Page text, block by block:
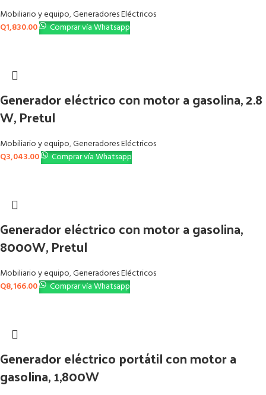
Mobiliario y equipo,Generadores Eléctricos
Q1,830.00 Comprar vía Whatsapp
Generador eléctrico con motor a gasolina, 2.8
W, Pretul
Mobiliario y equipo,Generadores Eléctricos
Q3,043.00 Comprar vía Whatsapp
Generador eléctrico con motor a gasolina,
8000W, Pretul
Mobiliario y equipo,Generadores Eléctricos
Q8,166.00 Comprar vía Whatsapp
Generador eléctrico portátil con motor a
gasolina, 1,800W